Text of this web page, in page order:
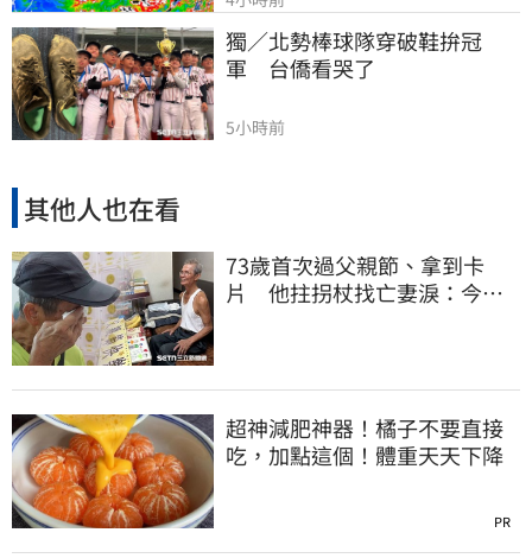
獨／北勢棒球隊穿破鞋拚冠
軍　台僑看哭了
5小時前
其他人也在看
73歲首次過父親節、拿到卡
片 他拄拐杖找亡妻淚：今天
超神減肥神器！橘子不要直接
吃，加點這個！體重天天下降
PR